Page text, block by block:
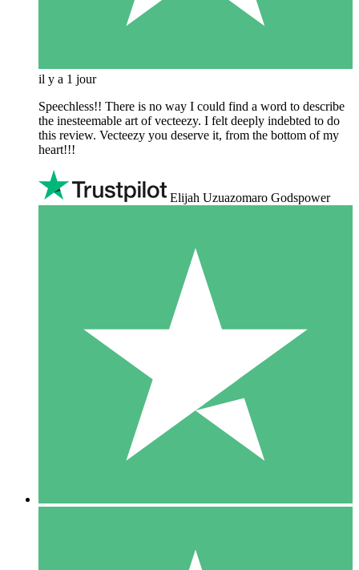
il y a 1 jour
Speechless!! There is no way I could find a word to describe
the inesteemable art of vecteezy. I felt deeply indebted to do
this review. Vecteezy you deserve it, from the bottom of my
heart!!!
Elijah Uzuazomaro Godspower